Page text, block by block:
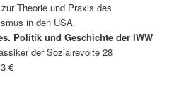
Theorie und Praxis des
in den USA
Politik und Geschichte der IWW
der Sozialrevolte 28
€